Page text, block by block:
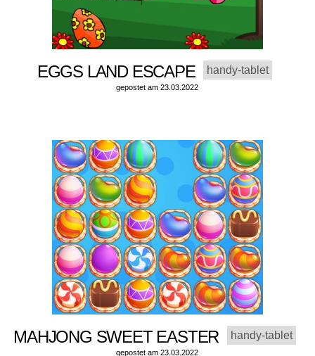
EGGS LAND ESCAPE handy-tablet
gepostet am 23.03.2022
MAHJONG SWEET EASTER handy-tablet
gepostet am 23.03.2022